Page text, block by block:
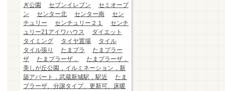
ぎ公園
セブンイレブン
セミオープ
ン
センター北 センター南
セン
チュリー
センチュリー２１
センチ
ュリー21アイワハウス
ダイエット
タイミング
タイヤ置場
タイル
タイル張り
たまプラ
たまプラー
ザ
たまプラーザ，
たまプラーザ，
美しが丘公園，イルミネーション，新
築アパート，武蔵新城駅，駅近
たま
プラーザ、分譲タイプ、更新可、床暖